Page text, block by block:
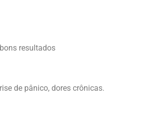
resultados
de pânico, dores crônicas.